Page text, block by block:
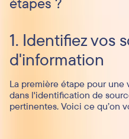
1. Identifiez vos
d'information
La première étape pour
dans l'identification de
pertinentes. Voici ce qu’on